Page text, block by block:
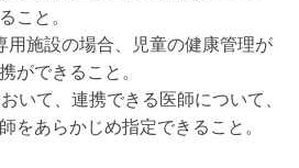
こと。
用施設の場合、児童の健康管理が
ができること。
いて、連携できる医師について、
をあらかじめ指定できること。